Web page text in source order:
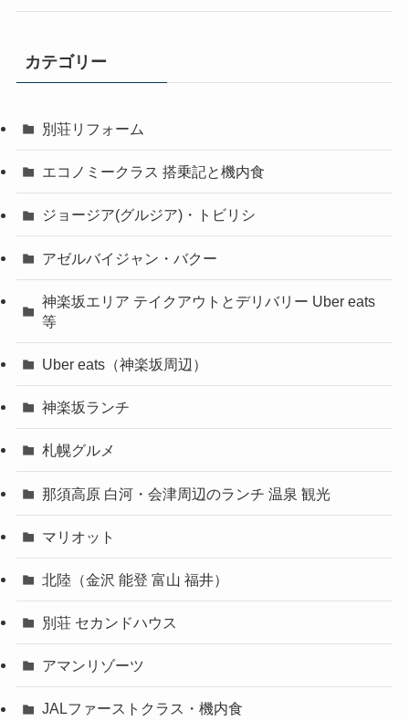
カテゴリー
別荘リフォーム
エコノミークラス 搭乗記と機内食
ジョージア(グルジア)・トビリシ
アゼルバイジャン・バクー
神楽坂エリア テイクアウトとデリバリー Uber eats
等
Uber eats（神楽坂周辺）
神楽坂ランチ
札幌グルメ
那須高原 白河・会津周辺のランチ 温泉 観光
マリオット
北陸（金沢 能登 富山 福井）
別荘 セカンドハウス
アマンリゾーツ
JALファーストクラス・機内食